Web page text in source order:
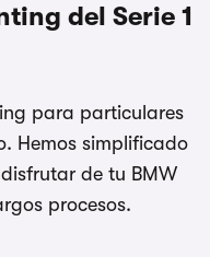
del Serie 1
para particulares
Hemos simplificado
de tu BMW
procesos.